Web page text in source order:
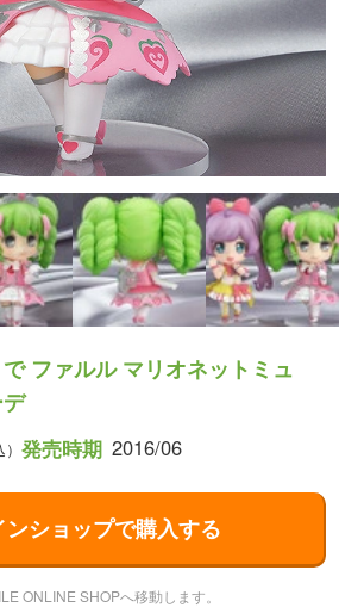
ファルル マリオネットミュ
発売時期 2016/06
ンショップで購入する
ONLINE SHOPへ移動します。